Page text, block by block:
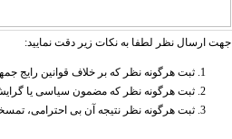
جهت ارسال نظر لطفا به نکات زیر دقت نمایید:
ثبت هرگونه نظر که بر خلاف قوانین رایج
ثبت هرگونه نظر که مضمون سیاسی یا
ثبت هرگونه نظر نتیجه آن بی احترامی،